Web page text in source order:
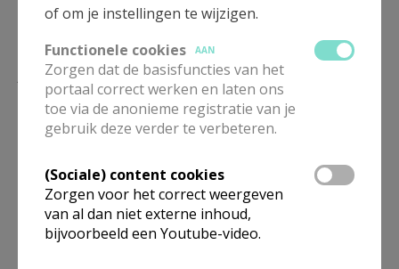
Lees meer
of om je instellingen te wijzigen.
Functionele cookies
AAN
Zorgen dat de basisfuncties van het
portaal correct werken en laten ons
toe via de anonieme registratie van je
gebruik deze verder te verbeteren.
(Sociale) content cookies
Zorgen voor het correct weergeven
van al dan niet externe inhoud,
bijvoorbeeld een Youtube-video.